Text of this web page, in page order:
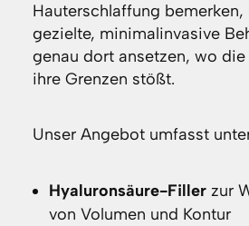
Hauterschlaffung
gezielte, minimalinvasive
genau dort ansetzen, wo
ihre Grenzen stößt.
Unser Angebot umfasst
Hyaluronsäure-Fillerzur
von Volumen und Kontur